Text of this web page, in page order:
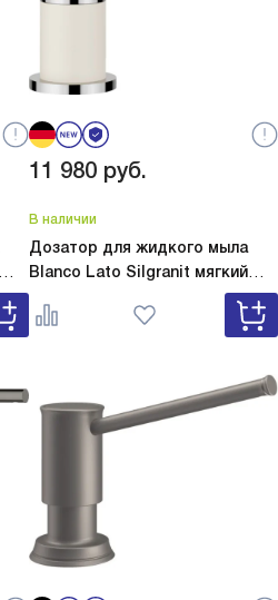
11 980 руб.
В наличии
Дозатор для жидкого мыла
Blanco Lato Silgranit мягкий
Lato Silgranit мягкий
белый 526955